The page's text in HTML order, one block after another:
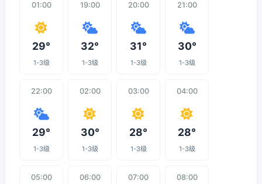
01:00
29°
1-3级
19:00
32°
1-3级
20:00
31°
1-3级
21:00
30°
1-3级
22:00
29°
1-3级
02:00
30°
1-3级
03:00
28°
1-3级
04:00
28°
1-3级
05:00 06:00 07:00 08:00